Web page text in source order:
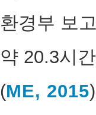
환경부 보
약 20.3시
(ME, 2015